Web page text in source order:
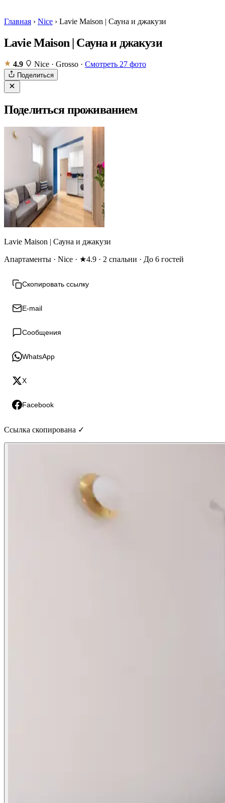
Главная › Nice › Lavie Maison | Сауна и джакузи
Lavie Maison | Сауна и джакузи
4.9 Nice · Grosso · Смотреть 27 фото
Поделиться
Поделиться проживанием
Lavie Maison | Сауна и джакузи
Апартаменты · Nice · ★4.9 · 2 спальни · До 6 гостей
Скопировать ссылку
E-mail
Сообщения
WhatsApp
X
Facebook
Ссылка скопирована ✓